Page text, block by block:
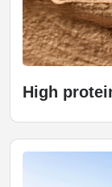
High